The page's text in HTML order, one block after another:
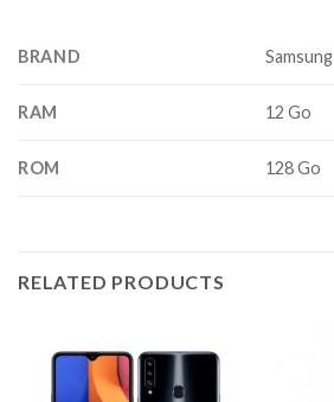
BRAND Samsung
RAM 12 Go
ROM 128 Go
RELATED PRODUCTS